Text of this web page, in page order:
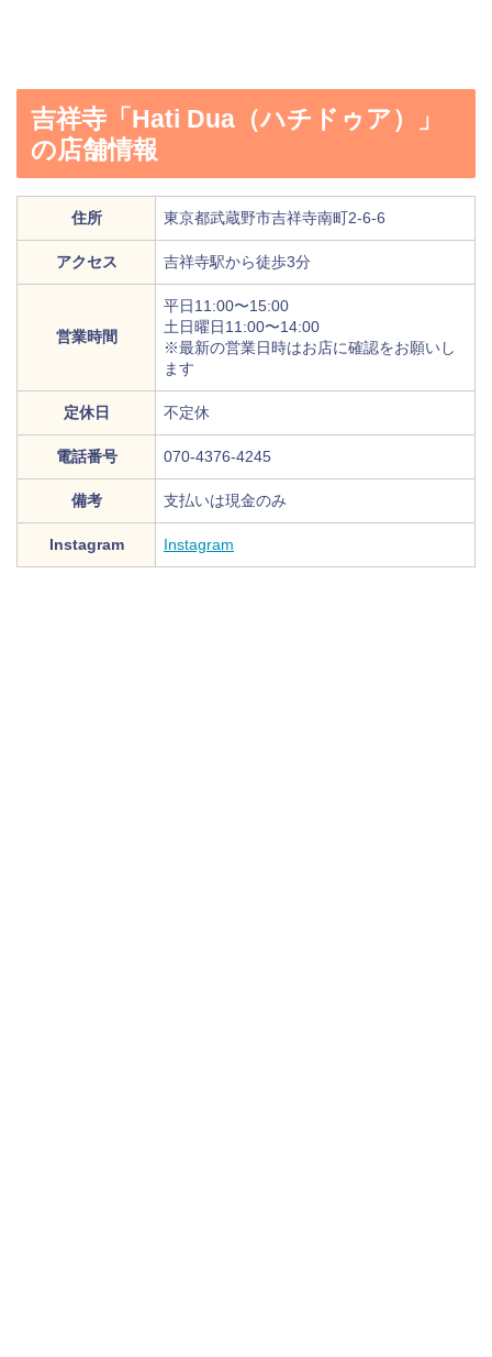
吉祥寺「Hati Dua（ハチドゥア）」
の店舗情報
住所 東京都武蔵野市吉祥寺南町2-6-6
アクセス 吉祥寺駅から徒歩3分
営業時間
平日11:00〜15:00
土日曜日11:00〜14:00
※最新の営業日時はお店に確認をお願いし
ます
定休日 不定休
電話番号 070-4376-4245
備考 支払いは現金のみ
Instagram Instagram